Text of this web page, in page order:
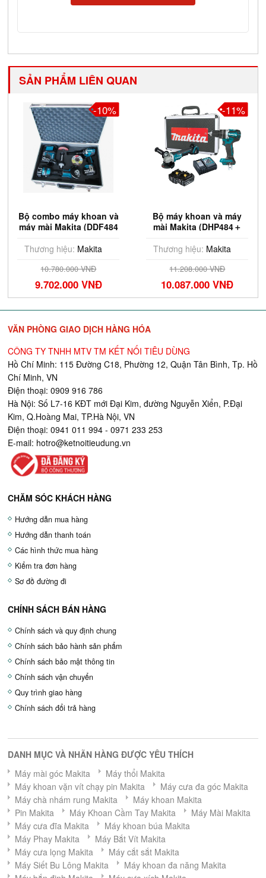
SẢN PHẨM LIÊN QUAN
Bộ combo máy khoan và
máy mài Makita (DDF484
Thương hiệu: Makita
10.780.000 VNĐ
9.702.000 VNĐ
-10%
Bộ máy khoan và máy
mài Makita (DHP484＋
Thương hiệu: Makita
11.208.000 VNĐ
10.087.000 VNĐ
-11%
VĂN PHÒNG GIAO DỊCH HÀNG HÓA
CÔNG TY TNHH MTV TM KẾT NỐI TIÊU DÙNG
Hồ Chí Minh: 115 Đường C18, Phường 12, Quận Tân Bình, Tp. Hồ
Chí Minh, VN
Điện thoại: 0909 916 786
Hà Nội: Số L7-16 KĐT mới Đại Kim, đường Nguyễn Xiển, P.Đại
Kim, Q.Hoàng Mai, TP.Hà Nội, VN
Điện thoại: 0941 011 994 - 0971 233 253
E-mail: hotro@ketnoitieudung.vn
CHĂM SÓC KHÁCH HÀNG
Hướng dẫn mua hàng
Hướng dẫn thanh toán
Các hình thức mua hàng
Kiểm tra đơn hàng
Sơ đồ đường đi
CHÍNH SÁCH BÁN HÀNG
Chính sách và quy định chung
Chính sách bảo hành sản phẩm
Chính sách bảo mật thông tin
Chính sách vận chuyển
Quy trình giao hàng
Chính sách đổi trả hàng
DANH MỤC VÀ NHÃN HÀNG ĐƯỢC YÊU THÍCH
Máy mài góc Makita
Máy thổi Makita
Máy khoan vặn vít chạy pin Makita
Máy cưa đa góc Makita
Máy chà nhám rung Makita
Máy khoan Makita
Pin Makita
Máy Khoan Cầm Tay Makita
Máy Mài Makita
Máy cưa đĩa Makita
Máy khoan búa Makita
Máy Phay Makita
Máy Bắt Vít Makita
Máy cưa lọng Makita
Máy cắt sắt Makita
Máy Siết Bu Lông Makita
Máy khoan đa năng Makita